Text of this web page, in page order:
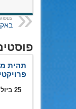
25 ביולי 2026